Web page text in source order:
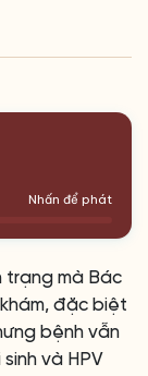
Nhấn để phát
trạng mà Bác
đặc biệt
bệnh vẫn
và HPV